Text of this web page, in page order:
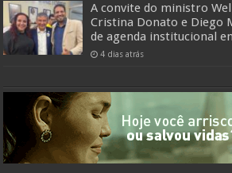
A convite do ministro
Cristina Donato e Diego
de agenda institucional
4 dias atrás